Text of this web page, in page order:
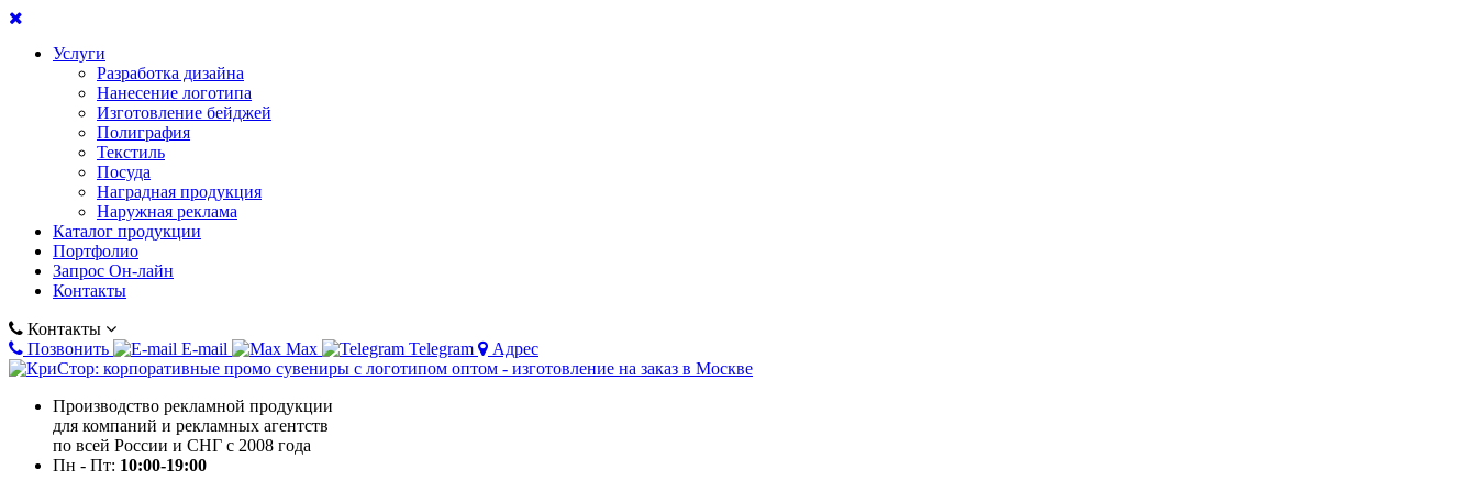
Услуги
Разработка дизайна
Нанесение логотипа
Изготовление бейджей
Полиграфия
Текстиль
Посуда
Наградная продукция
Наружная реклама
Каталог продукции
Портфолио
Запрос Он-лайн
Контакты
Контакты
Позвонить
E-mail Max Telegram Адрес
Производство рекламной продукции
для компаний и рекламных агентств
по всей России и СНГ с 2008 года
Пн - Пт: 10:00-19:00